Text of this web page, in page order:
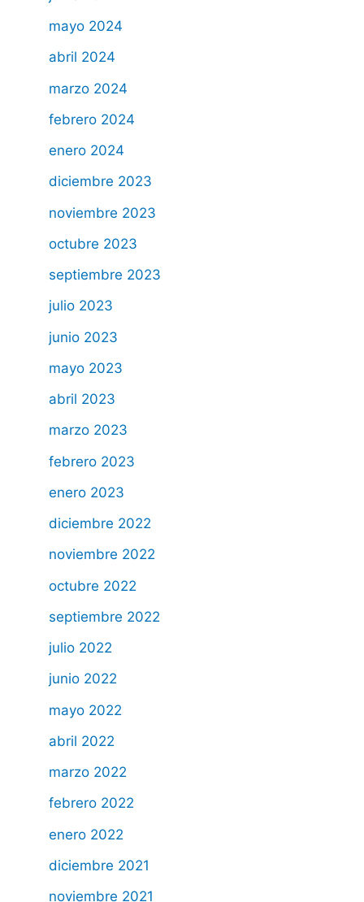
mayo 2024
abril 2024
marzo 2024
febrero 2024
enero 2024
diciembre 2023
noviembre 2023
octubre 2023
septiembre 2023
julio 2023
junio 2023
mayo 2023
abril 2023
marzo 2023
febrero 2023
enero 2023
diciembre 2022
noviembre 2022
octubre 2022
septiembre 2022
julio 2022
junio 2022
mayo 2022
abril 2022
marzo 2022
febrero 2022
enero 2022
diciembre 2021
noviembre 2021